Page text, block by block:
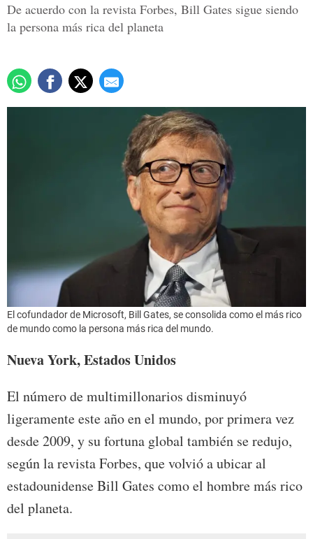
De acuerdo con la revista Forbes, Bill Gates sigue siendo
la persona más rica del planeta
El cofundador de Microsoft, Bill Gates, se consolida como el más rico
de mundo como la persona más rica del mundo.
Nueva York, Estados Unidos
El número de multimillonarios disminuyó
ligeramente este año en el mundo, por primera vez
desde 2009, y su fortuna global también se redujo,
según la revista Forbes, que volvió a ubicar al
estadounidense Bill Gates como el hombre más rico
del planeta.